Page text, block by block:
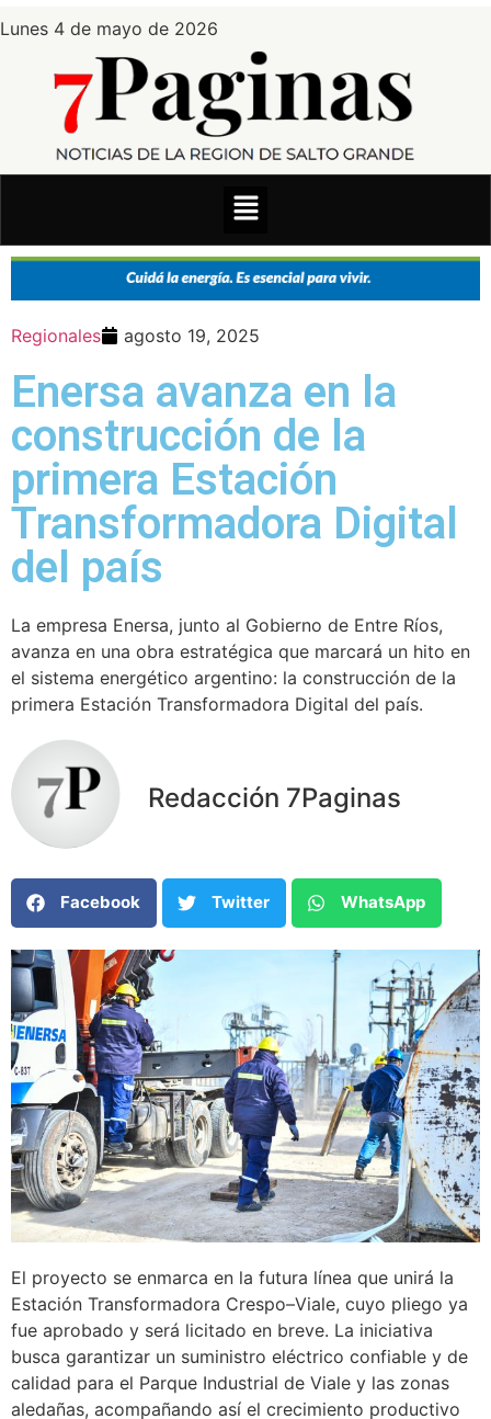
Lunes 4 de mayo de 2026
Regionales agosto 19, 2025
Enersa avanza en la
construcción de la
primera Estación
Transformadora Digital
del país
La empresa Enersa, junto al Gobierno de Entre Ríos,
avanza en una obra estratégica que marcará un hito en
el sistema energético argentino: la construcción de la
primera Estación Transformadora Digital del país.
Redacción 7Paginas
Facebook Twitter WhatsApp
El proyecto se enmarca en la futura línea que unirá la
Estación Transformadora Crespo–Viale, cuyo pliego ya
fue aprobado y será licitado en breve. La iniciativa
busca garantizar un suministro eléctrico confiable y de
calidad para el Parque Industrial de Viale y las zonas
aledañas, acompañando así el crecimiento productivo